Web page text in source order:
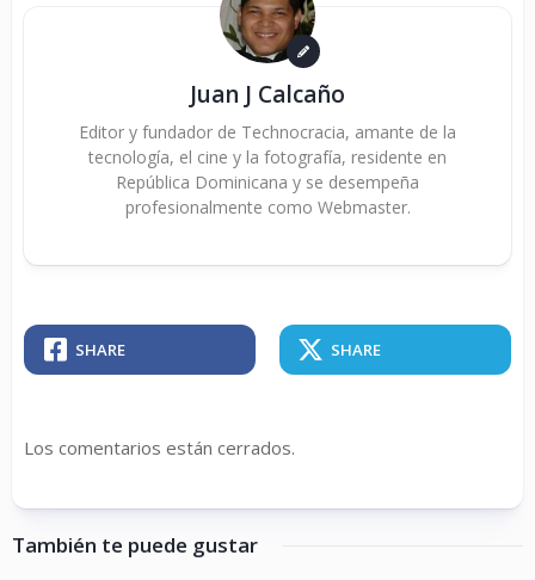
Juan J Calcaño
Editor y fundador de Technocracia, amante de la
tecnología, el cine y la fotografía, residente en
República Dominicana y se desempeña
profesionalmente como Webmaster.
SHARE SHARE
Los comentarios están cerrados.
También te puede gustar